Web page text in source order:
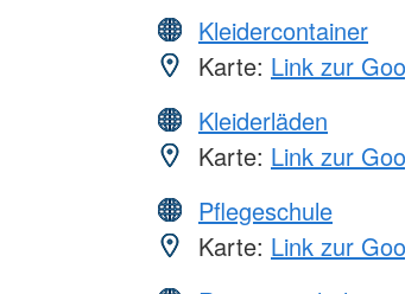
Kleidercontainer
Karte: Link zur
Kleiderläden
Karte: Link zur
Pflegeschule
Karte: Link zur